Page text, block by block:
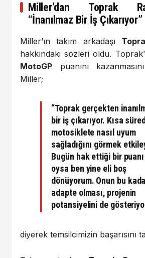
Miller’dan Toprak
“İnanılmaz Bir İş Çıkarıyor”
Miller’ın takım arkadaşı
hakkındaki sözleri oldu.
MotoGP puanını
Miller;
“Toprak gerçekten
bir iş çıkarıyor. Kısa
motosiklete nasıl uyum
sağladığını görmek
Bugün hak ettiği bir puanı
oysa ben yine eli boş
dönüyorum. Onun bu
adapte olması, projenin
potansiyelini de
diyerek temsilcimizin başarısını